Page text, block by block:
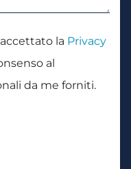
la Privacy
al
da me forniti.